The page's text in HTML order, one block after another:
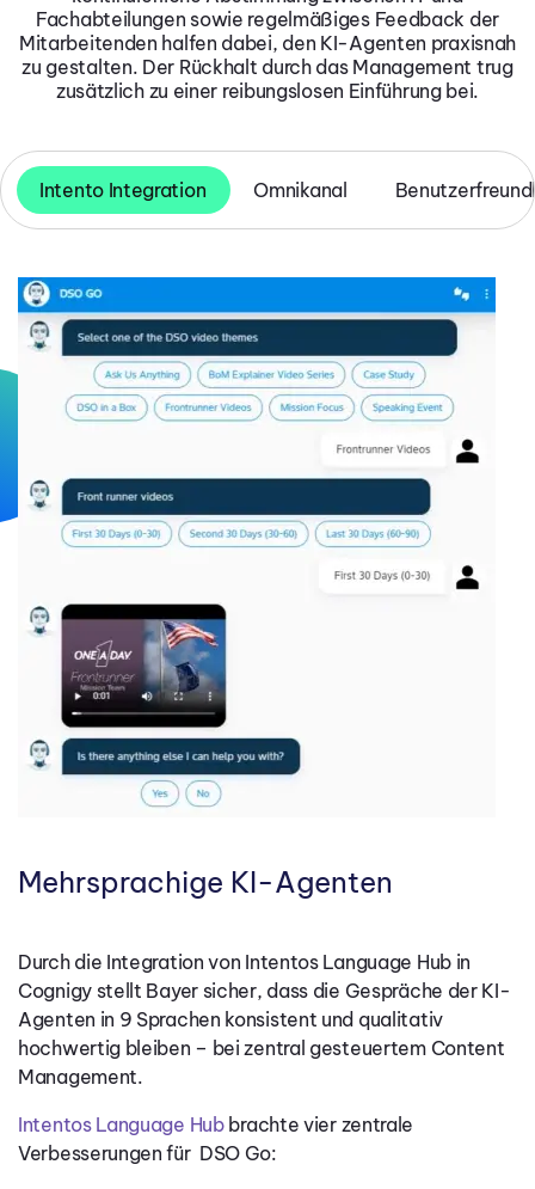
Fachabteilungen sowie regelmäßiges Feedback der
Mitarbeitenden halfen dabei, den KI-Agenten praxisnah
zu gestalten. Der Rückhalt durch das Management trug
zusätzlich zu einer reibungslosen Einführung bei.
Intento Integration Omnikanal
Mehrsprachige KI-Agenten
Durch die Integration von Intentos Language Hub in
Cognigy stellt Bayer sicher, dass die Gespräche der KI-
Agenten in 9 Sprachen konsistent und qualitativ
hochwertig bleiben – bei zentral gesteuertem Content
Management.
Intentos Language Hub brachte vier zentrale
Verbesserungen für DSO Go:
Kanalübergreifender Zugang
Verfügbar via Microsoft Teams, Web Chat (Desktop und
Mobil) und SharePoint.
Benutzerfreundliche UX
Bietet Videowiedergabe, Dokumentenlinks und
Weiterleitungsoptionen für E-Mails direkt über die Chat-
Dynamische Antwortgenerierung
Nutzt Generative AI und Knowledge AI, um präzise und
kontextbezogene Antworten bereitzustellen.